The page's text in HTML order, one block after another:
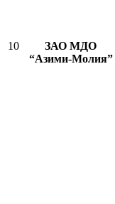
10
ЗАО МДО
“Азими-Молия”